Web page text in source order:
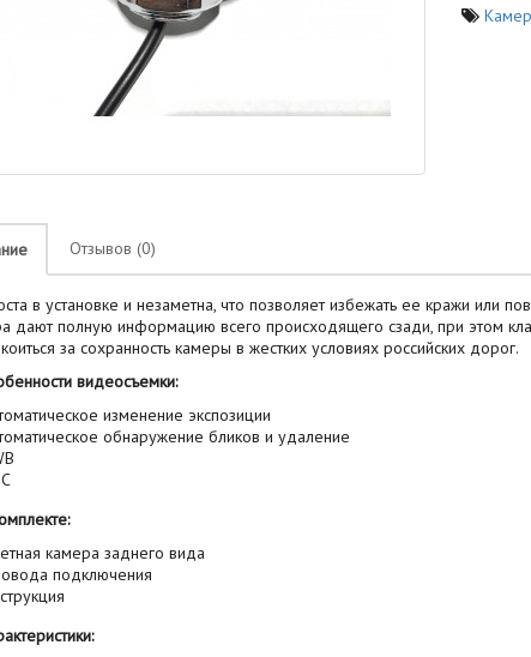
Отзывов (0)
в установке и незаметна, что позволяет избежать ее кражи или
дают полную информацию всего происходящего сзади, при этом
за сохранность камеры в жестких условиях российских дорог.
видеосъемки:
изменение экспозиции
обнаружение бликов и удаление
камера заднего вида
подключения